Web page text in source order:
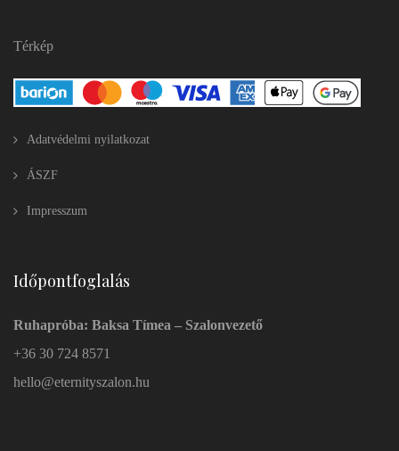
Térkép
Adatvédelmi nyilatkozat
ÁSZF
Impresszum
Időpontfoglalás
Ruhapróba: Baksa Tímea – Szalonvezető
+36 30 724 8571
hello@eternityszalon.hu